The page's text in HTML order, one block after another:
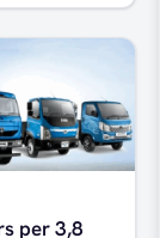
per 3,8